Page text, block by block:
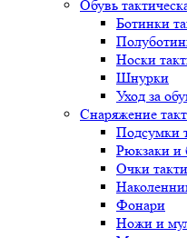
Обувь
Ботинки
Носки
Шнурки
Уход за
Снаряжение
Подсумки
Рюкзаки и
Очки
Фонари
Ножи и